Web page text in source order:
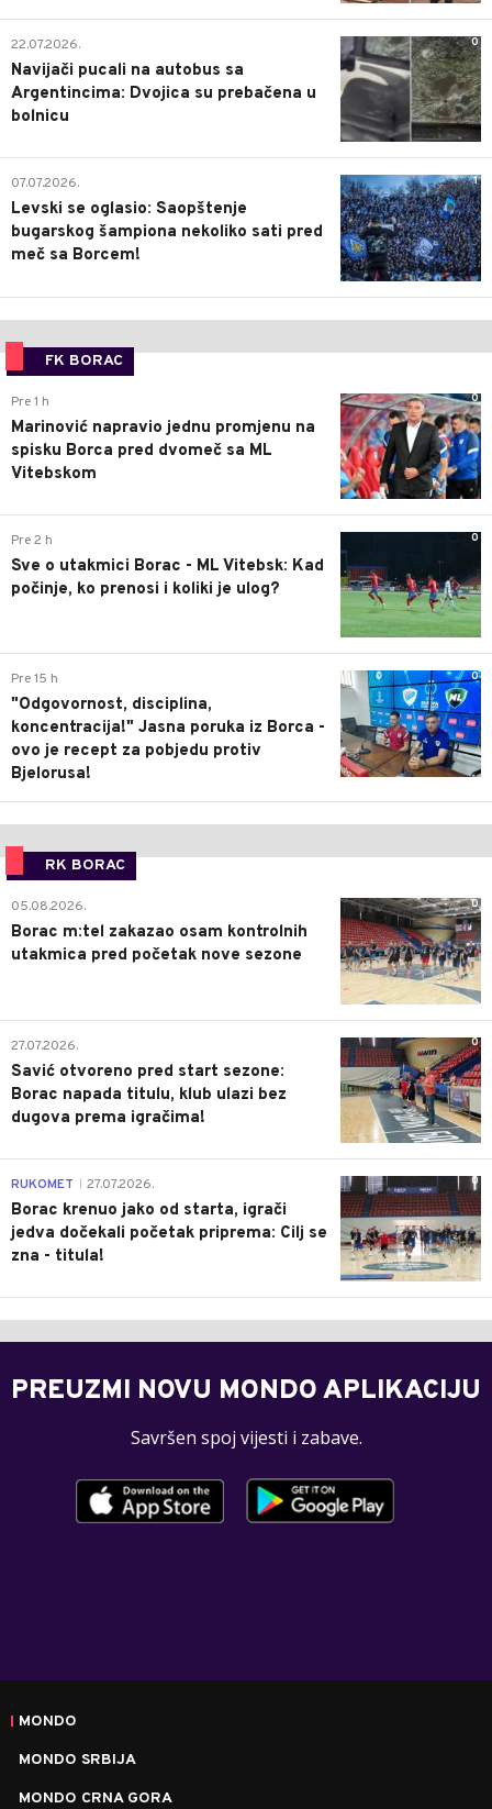
0
22.07.2026.
Navijači pucali na autobus sa
Argentincima: Dvojica su prebačena u
bolnicu
1
07.07.2026.
Levski se oglasio: Saopštenje
bugarskog šampiona nekoliko sati pred
meč sa Borcem!
FK BORAC
0
Pre 1 h
Marinović napravio jednu promjenu na
spisku Borca pred dvomeč sa ML
Vitebskom
0
Pre 2 h
Sve o utakmici Borac - ML Vitebsk: Kad
počinje, ko prenosi i koliki je ulog?
0
Pre 15 h
"Odgovornost, disciplina,
koncentracija!" Jasna poruka iz Borca -
ovo je recept za pobjedu protiv
Bjelorusa!
RK BORAC
0
05.08.2026.
Borac m:tel zakazao osam kontrolnih
utakmica pred početak nove sezone
0
27.07.2026.
Savić otvoreno pred start sezone:
Borac napada titulu, klub ulazi bez
dugova prema igračima!
0
RUKOMET 27.07.2026.
Borac krenuo jako od starta, igrači
jedva dočekali početak priprema: Cilj se
zna - titula!
PREUZMI NOVU MONDO APLIKACIJU
Savršen spoj vijesti i zabave.
MONDO
MONDO SRBIJA
MONDO CRNA GORA